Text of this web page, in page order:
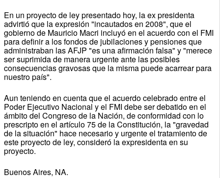
En un proyecto de ley presentado hoy, la ex presidenta
advirtió que la expresión "incautados en 2008", que el
gobierno de Mauricio Macri incluyó en el acuerdo con el FMI
para definir a los fondos de jubilaciones y pensiones que
administraban las AFJP "es una afirmación falsa" y "merece
ser suprimida de manera urgente ante las posibles
consecuencias gravosas que la misma puede acarrear para
nuestro país".
Aun teniendo en cuenta que el acuerdo celebrado entre el
Poder Ejecutivo Nacional y el FMI debe ser debatido en el
ámbito del Congreso de la Nación, de conformidad con lo
prescripto en el artículo 75 de la Constitución, la "gravedad
de la situación" hace necesario y urgente el tratamiento de
este proyecto de ley, consideró la expresidenta en su
proyecto.
Buenos Aires, NA.